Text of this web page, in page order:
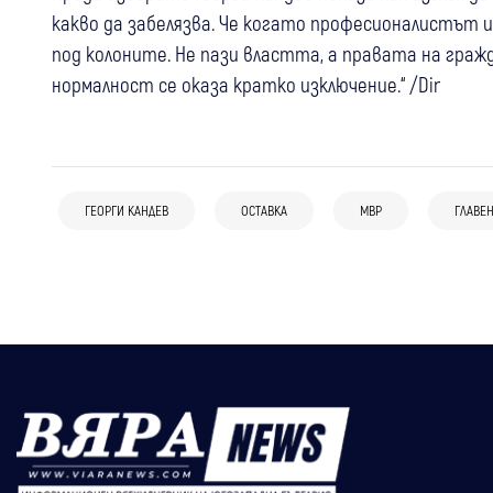
какво да забелязва. Че когато професионалистът
под колоните. Не пази властта, а правата на
нормалност се оказа кратко изключение.“ /Dir
ГЕОРГИ КАНДЕВ ОСТАВКА МВР
Удар по наркобизнеса в София: Иззеха
канабис и над 46 000 евро
Радомир с извънредни мерки след
Петрич Радомир Крими